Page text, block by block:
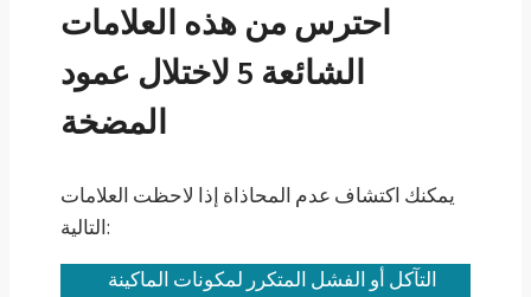
احترس من هذه العلامات
الشائعة 5 لاختلال عمود
المضخة
يمكنك اكتشاف عدم المحاذاة إذا لاحظت العلامات
التالية:
التآكل أو الفشل المتكرر لمكونات الماكينة